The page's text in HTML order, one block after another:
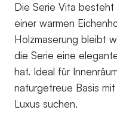
Die Serie Vita besteht
einer warmen
Holzmaserung bleibt
die Serie eine
hat. Ideal für
naturgetreue Basis
Luxus suchen.